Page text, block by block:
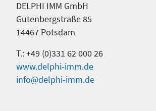
DELPHI IMM GmbH
Gutenbergstraße 85
14467 Potsdam
T.: +49 (0)331 62 000 26
www.delphi-imm.de
info@delphi-imm.de